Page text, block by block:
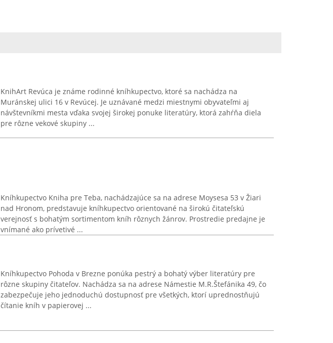
KnihArt Revúca je známe rodinné kníhkupectvo, ktoré sa nachádza na
Muránskej ulici 16 v Revúcej. Je uznávané medzi miestnymi obyvateľmi aj
návštevníkmi mesta vďaka svojej širokej ponuke literatúry, ktorá zahŕňa diela
pre rôzne vekové skupiny ...
Kníhkupectvo Kniha pre Teba, nachádzajúce sa na adrese Moysesa 53 v Žiari
nad Hronom, predstavuje kníhkupectvo orientované na širokú čitateľskú
verejnosť s bohatým sortimentom kníh rôznych žánrov. Prostredie predajne je
vnímané ako prívetivé ...
Kníhkupectvo Pohoda v Brezne ponúka pestrý a bohatý výber literatúry pre
rôzne skupiny čitateľov. Nachádza sa na adrese Námestie M.R.Štefánika 49, čo
zabezpečuje jeho jednoduchú dostupnosť pre všetkých, ktorí uprednostňujú
čítanie kníh v papierovej ...